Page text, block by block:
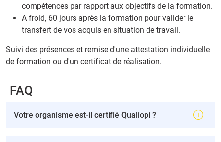
compétences par rapport aux objectifs de la formation.
A froid, 60 jours après la formation pour valider le
transfert de vos acquis en situation de travail.
Suivi des présences et remise d'une attestation individuelle
de formation ou d'un certificat de réalisation.
FAQ
Votre organisme est-il certifié Qualiopi ?